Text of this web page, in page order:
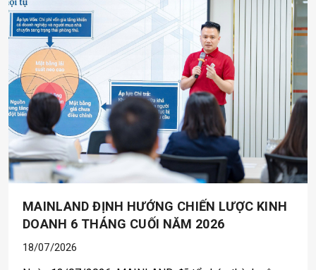
MAINLAND ĐỊNH HƯỚNG CHIẾN LƯỢC KINH
DOANH 6 THÁNG CUỐI NĂM 2026
18/07/2026